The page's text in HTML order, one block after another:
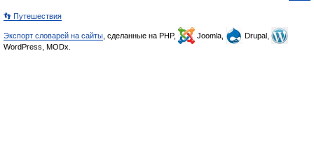
👣 Путешествия
Экспорт словарей на сайты , сделанные на PHP, Joomla,
Drupal,
WordPress, MODx.